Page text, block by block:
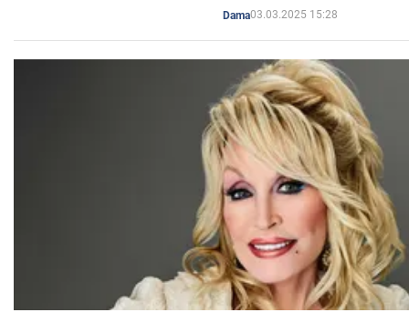
Dama03.03.2025 15:28